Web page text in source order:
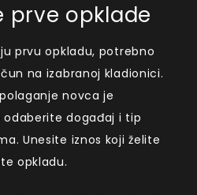
prve opklade
prvu opkladu, potrebno
na izabranoj kladionici.
novca je
događaj i tip
Unesite iznos koji želite
opkladu.